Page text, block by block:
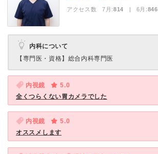
アクセス数 7月:814 | 6月:846
内科について
【専門医・資格】 総合内科専門医
内視鏡
5.0
全くつらくない胃カメラでした
内視鏡
5.0
オススメします